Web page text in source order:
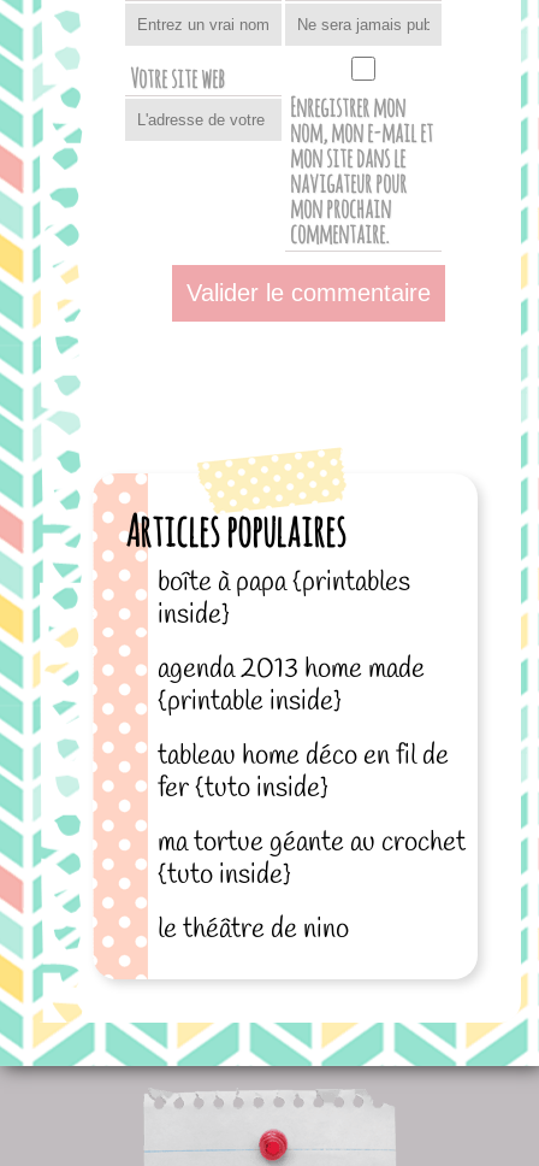
Votre site web
Enregistrer mon
nom, mon e-mail et
mon site dans le
navigateur pour
mon prochain
commentaire.
Articles populaires
boîte à papa {printables
inside}
agenda 2013 home made
{printable inside}
tableau home déco en fil de
fer {tuto inside}
ma tortue géante au crochet
{tuto inside}
le théâtre de nino